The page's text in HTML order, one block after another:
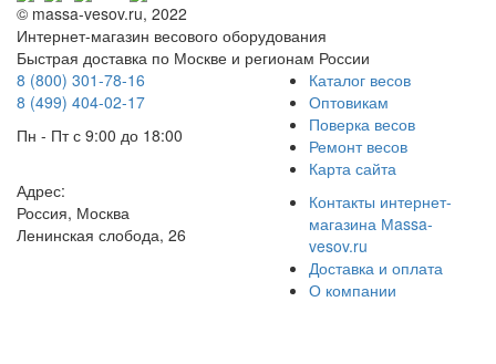
© massa-vesov.ru, 2022
Интернет-магазин весового оборудования
Быстрая доставка по Москве и регионам России
8 (800) 301-78-16
8 (499) 404-02-17
Пн - Пт с 9:00 до 18:00
Адрес:
Россия, Москва
Ленинская слобода, 26
Каталог весов
Оптовикам
Поверка весов
Ремонт весов
Карта сайта
Контакты интернет-
магазина Мassa-
vesov.ru
Доставка и оплата
О компании